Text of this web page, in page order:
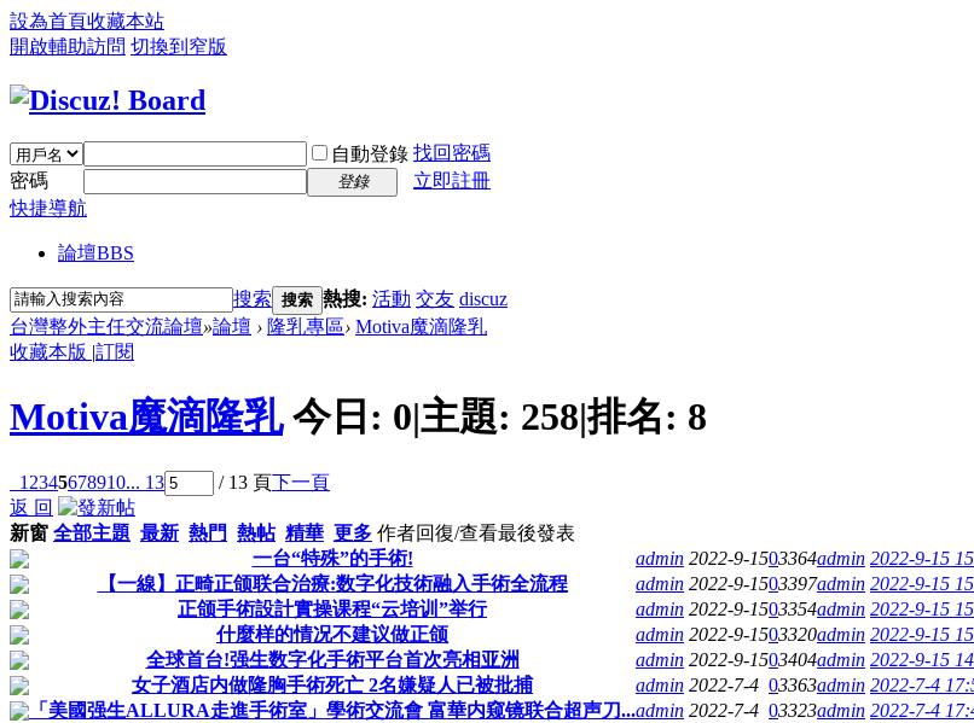
設為首頁收藏本站
開啟輔助訪問 切換到窄版
自動登錄 找回密碼
密碼
登錄
立即註冊
快捷導航
論壇BBS
搜索 搜索 熱搜: 活動 交友 discuz
台灣整外主任交流論壇»論壇 › 隆乳專區› Motiva魔滴隆乳
收藏本版 |訂閱
Motiva魔滴隆乳 今日: 0|主題: 258|排名: 8
1 2345678910... 13 / 13 頁下一頁
返 回
新窗 全部主題 最新 熱門 熱帖 精華 更多 作者回復/查看最後發表
一台“特殊”的手術!
admin 2022-9-1503364admin 2022-9-15
【一線】正畸正颌联合治療:数字化技術融入手術全流程
admin 2022-9-1503397admin 2022-9-15
正颌手術設計實操课程“云培训”举行
admin 2022-9-1503354admin 2022-9-15
什麼样的情况不建议做正颌
admin 2022-9-1503320admin 2022-9-15
全球首台!强生数字化手術平台首次亮相亚洲
admin 2022-9-1503404admin 2022-9-15
女子酒店内做隆胸手術死亡 2名嫌疑人已被批捕
admin 2022-7-4 03363admin 2022-7-4
「美國强生ALLURA走進手術室」學術交流會 富華内窥镜联合超声刀...admin 2022-7-4 03323admin 2022-7-4